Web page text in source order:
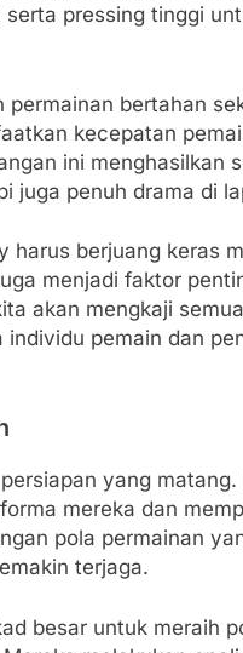
pressing tinggi
permainan bertahan
kecepatan
ini menghasilkan
juga penuh drama di
harus berjuang keras
menjadi faktor
akan mengkaji
pemain dan
yang
mereka dan
pola permainan
terjaga.
besar untuk meraih